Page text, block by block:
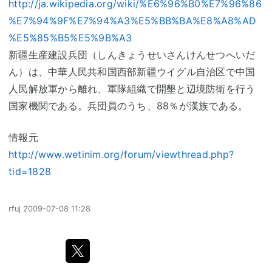
http://ja.wikipedia.org/wiki/%E6%96%B0%E7%96%86
%E7%94%9F%E7%94%A3%E5%BB%BA%E8%A8%AD
%E5%85%B5%E5%9B%A3
新疆生産建設兵団 （しんきょうせいさんけんせつへいだ
ん）は、 中華人民共和国西部新疆ウイグル自治区で中国
人民解放軍から離れ、軍隊組織で開墾と辺境防衛を行う
国家機関である。兵団員のうち、88％が漢族である。
情報元
http://www.wetinim.org/forum/viewthread.php?
tid=1828
rfuj 2009-07-08 11:28